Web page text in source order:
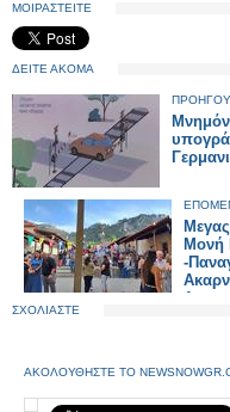
ΜΟΙΡΑΣΤΕΙΤΕ
ΔΕΙΤΕ ΑΚΟΜΑ
Μονή
-
ΣΧΟΛΙΑΣΤΕ
ΑΚΟΛΟΥΘΗΣΤΕ ΤΟ